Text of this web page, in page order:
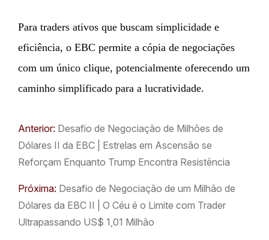
Para traders ativos que buscam simplicidade e
eficiência, o EBC permite a cópia de negociações
com um único clique, potencialmente oferecendo um
caminho simplificado para a lucratividade.
Anterior: Desafio de Negociação de Milhões de
Dólares II da EBC | Estrelas em Ascensão se
Reforçam Enquanto Trump Encontra Resistência
Próxima: Desafio de Negociação de um Milhão de
Dólares da EBC II | O Céu é o Limite com Trader
Ultrapassando US$ 1,01 Milhão